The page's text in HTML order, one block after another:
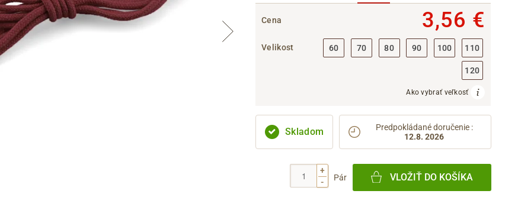
Cena 3,56 €
Velikost 60 70 80 90 100 110
120
Ako vybrať veľkosť
Skladom Predpokládané doručenie :
12.8. 2026
+
-
Pár VLOŽIŤ DO KOŠÍKA